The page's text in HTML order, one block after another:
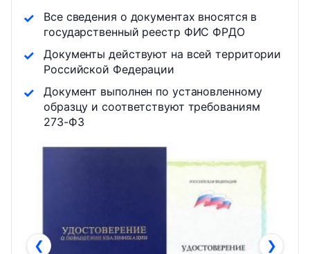
Все сведения о документах вносятся в
государственный реестр ФИС ФРДО
Документы действуют на всей территории
Российской Федерации
Документ выполнен по установленному
образцу и соответствуют требованиям
273-ФЗ
❮ ❯